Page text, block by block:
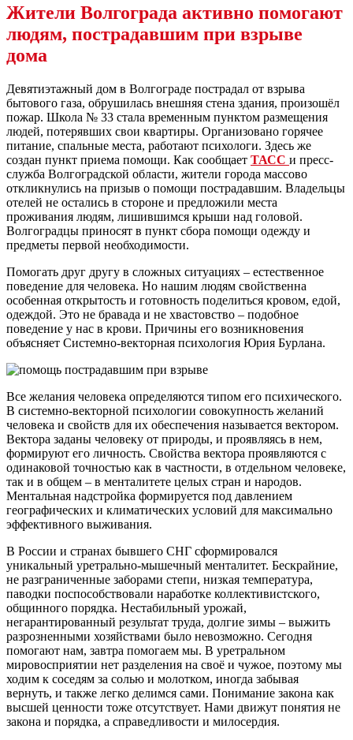
Жители Волгограда активно помогают
людям, пострадавшим при взрыве
дома
Девятиэтажный дом в Волгограде пострадал от взрыва
бытового газа, обрушилась внешняя стена здания, произошёл
пожар. Школа № 33 стала временным пунктом размещения
людей, потерявших свои квартиры. Организовано горячее
питание, спальные места, работают психологи. Здесь же
создан пункт приема помощи. Как сообщает ТАСС и пресс-
служба Волгоградской области, жители города массово
откликнулись на призыв о помощи пострадавшим. Владельцы
отелей не остались в стороне и предложили места
проживания людям, лишившимся крыши над головой.
Волгоградцы приносят в пункт сбора помощи одежду и
предметы первой необходимости.
Помогать друг другу в сложных ситуациях – естественное
поведение для человека. Но нашим людям свойственна
особенная открытость и готовность поделиться кровом, едой,
одеждой. Это не бравада и не хвастовство – подобное
поведение у нас в крови. Причины его возникновения
объясняет Системно-векторная психология Юрия Бурлана.
Все желания человека определяются типом его психического.
В системно-векторной психологии совокупность желаний
человека и свойств для их обеспечения называется вектором.
Вектора заданы человеку от природы, и проявляясь в нем,
формируют его личность. Свойства вектора проявляются с
одинаковой точностью как в частности, в отдельном человеке,
так и в общем – в менталитете целых стран и народов.
Ментальная надстройка формируется под давлением
географических и климатических условий для максимально
эффективного выживания.
В России и странах бывшего СНГ сформировался
уникальный уретрально-мышечный менталитет. Бескрайние,
не разграниченные заборами степи, низкая температура,
паводки поспособствовали наработке коллективистского,
общинного порядка. Нестабильный урожай,
негарантированный результат труда, долгие зимы – выжить
разрозненными хозяйствами было невозможно. Сегодня
помогают нам, завтра помогаем мы. В уретральном
мировосприятии нет разделения на своё и чужое, поэтому мы
ходим к соседям за солью и молотком, иногда забывая
вернуть, и также легко делимся сами. Понимание закона как
высшей ценности тоже отсутствует. Нами движут понятия не
закона и порядка, а справедливости и милосердия.